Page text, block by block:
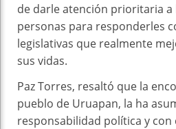
de darle atención prioritaria a
personas para responderles
legislativas que realmente
sus vidas.
Paz Torres, resaltó que la
pueblo de Uruapan, la ha
responsabilidad política y con